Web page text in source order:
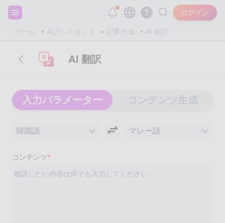
ログイン
ホーム AIアシスタント 記事作成 AI 翻訳
サインアップして20,000個の無料トークンをゲット！
AI 翻訳
入力パラメーター
韓国語 マレー語
コンテンツ*